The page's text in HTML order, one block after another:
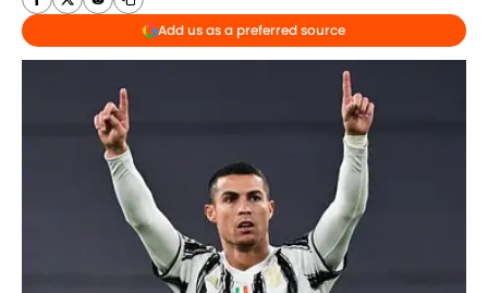
Add us as a preferred source